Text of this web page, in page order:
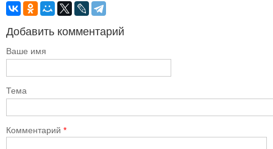
Добавить комментарий
Ваше имя
Тема
Комментарий *